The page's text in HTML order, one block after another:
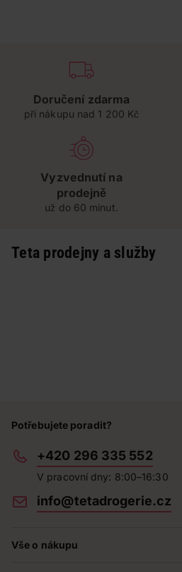
Doručení zdarma
při nákupu nad 1 200 Kč
Vyzvednutí na
prodejně
už do 60 minut.
Teta prodejny a služby
Potřebujete poradit?
+420 296 335 552
V pracovní dny: 8:00–16:30
info@tetadrogerie.cz
Vše o nákupu